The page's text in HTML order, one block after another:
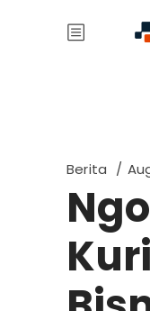
Berita